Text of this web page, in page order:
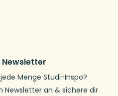
Newsletter
Menge Studi-Inspo?
Newsletter an & sichere dir